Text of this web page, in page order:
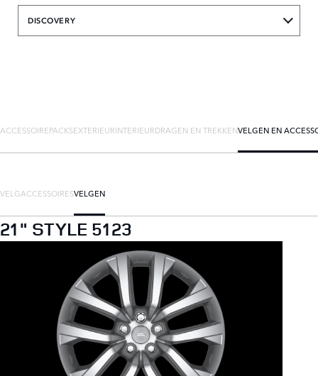
DISCOVERY
ACCESSOIREPACKSEXTERIEURINTERIEURDRAGEN EN TREKKENVELGEN EN
VELGACCESSOIRESVELGEN
21" STYLE 5123